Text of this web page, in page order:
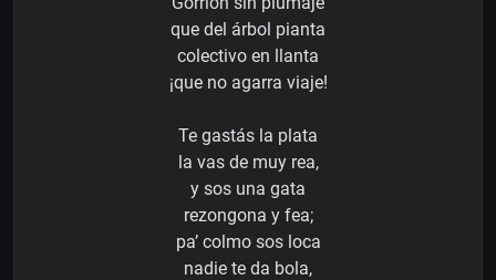
que del árbol pianta
colectivo en llanta
¡que no agarra viaje!
Te gastás la plata
la vas de muy rea,
y sos una gata
rezongona y fea;
pa’ colmo sos loca
nadie te da bola,